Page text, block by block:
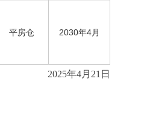
平房仓 2030年4月
2025年4月21日